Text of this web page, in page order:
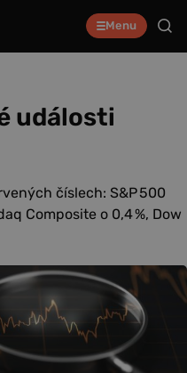
Menu
události
číslech: S&P 500
Composite o 0,4 %, Dow